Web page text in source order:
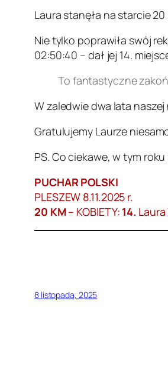
Laura stanęła na starcie
Nie tylko poprawiła swój
02:50:40 – dał jej 14.
To fantastyczne
W zaledwie dwa lata
Gratulujemy Laurze
PS. Co ciekawe, w tym
PUCHAR POLSKI
PLESZEW 8.11.2025 r.
20 KM– KOBIETY: 14.
8 listopada, 2025